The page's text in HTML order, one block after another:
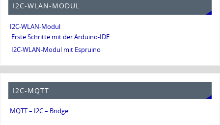
I2C-WLAN-MODUL
I2C-WLAN-Modul
Erste Schritte mit der Arduino-IDE
I2C-WLAN-Modul mit Espruino
I2C-MQTT
MQTT – I2C – Bridge